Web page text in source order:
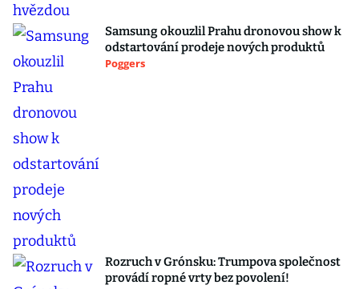
Samsung okouzlil Prahu dronovou show k
odstartování prodeje nových produktů
Poggers
Rozruch v Grónsku: Trumpova společnost
provádí ropné vrty bez povolení!